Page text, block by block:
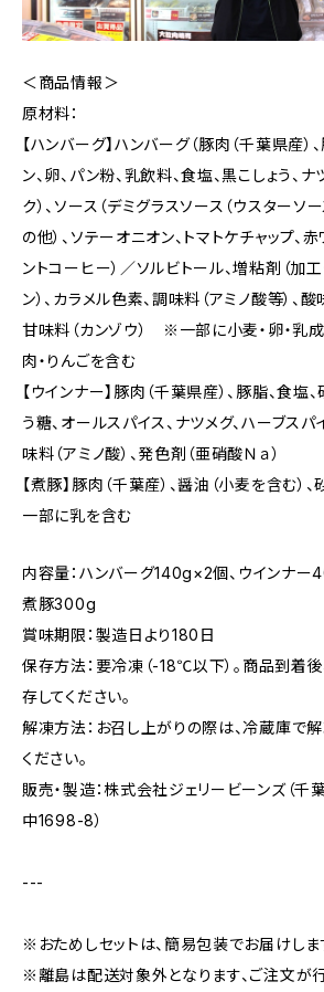
＜商品情報＞
原材料：
【ハンバーグ】ハンバーグ（豚肉（千葉県産）
ン、卵、パン粉、乳飲料、食塩、黒こしょう、
ク）、ソース（デミグラスソース（ウスターソ
の他）、ソテーオニオン、トマトケチャップ、
ントコーヒー）／ソルビトール、増粘剤（加
ン）、カラメル色素、調味料（アミノ酸等）、
甘味料（カンゾウ） ※一部に小麦・卵・乳成
肉・りんごを含む
【ウインナー】豚肉（千葉県産）、豚脂、食塩
う糖、オールスパイス、ナツメグ、ハーブス
味料（アミノ酸）、発色剤（亜硝酸Ｎａ）
【煮豚】豚肉（千葉産）、醤油（小麦を含む
一部に乳を含む
内容量：ハンバーグ140g×2個、ウインナー
煮豚300g
賞味期限：製造日より180日
保存方法：要冷凍（-18℃以下）。商品到着
存してください。
解凍方法：お召し上がりの際は、冷蔵庫で
ください。
販売・製造：株式会社ジェリービーンズ（
中1698-8）
---
※おためしセットは、簡易包装でお届けしま
※離島は配送対象外となります、ご注文が